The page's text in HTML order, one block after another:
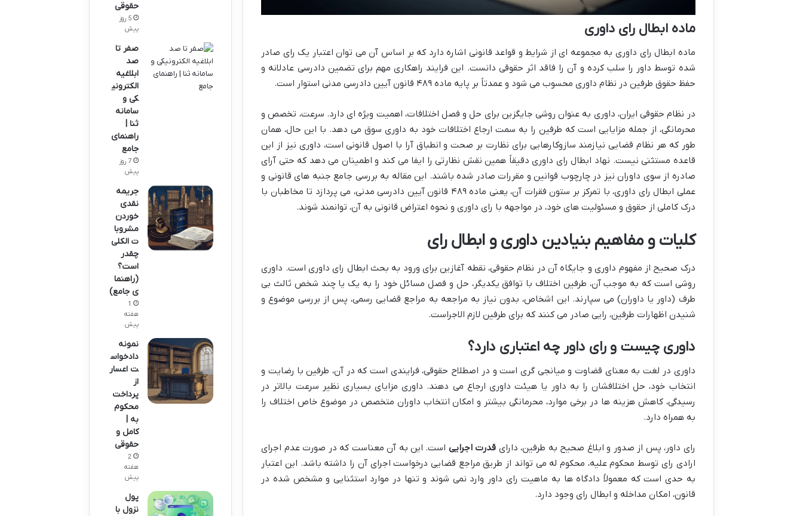
ماده ابطال رای داوری
ماده ابطال رای داوری به مجموعه ای از شرایط و قواعد قانونی اشاره دارد که بر اساس آن می توان اعتبار یک رای صادر
شده توسط داور را سلب کرده و آن را فاقد اثر حقوقی دانست. این فرایند راهکاری مهم برای تضمین دادرسی عادلانه و
حفظ حقوق طرفین در نظام داوری محسوب می شود و عمدتاً بر پایه ماده ۴۸۹ قانون آیین دادرسی مدنی استوار است.
در نظام حقوقی ایران، داوری به عنوان روشی جایگزین برای حل و فصل اختلافات، اهمیت ویژه ای دارد. سرعت، تخصص و
محرمانگی، از جمله مزایایی است که طرفین را به سمت ارجاع اختلافات خود به داوری سوق می دهد. با این حال، همان
طور که هر نظام قضایی نیازمند سازوکارهایی برای نظارت بر صحت و انطباق آرا با اصول قانونی است، داوری نیز از این
قاعده مستثنی نیست. نهاد ابطال رای داوری دقیقاً همین نقش نظارتی را ایفا می کند و اطمینان می دهد که حتی آرای
صادره از سوی داوران نیز در چارچوب قوانین و مقررات صادر شده باشند. این مقاله به بررسی جامع جنبه های قانونی و
عملی ابطال رای داوری، با تمرکز بر ستون فقرات آن، یعنی ماده ۴۸۹ قانون آیین دادرسی مدنی، می پردازد تا مخاطبان با
درک کاملی از حقوق و مسئولیت های خود، در مواجهه با رای داوری و نحوه اعتراض قانونی به آن، توانمند شوند.
کلیات و مفاهیم بنیادین داوری و ابطال رای
درک صحیح از مفهوم داوری و جایگاه آن در نظام حقوقی، نقطه آغازین برای ورود به بحث ابطال رای داوری است. داوری
روشی است که به موجب آن، طرفین اختلاف با توافق یکدیگر، حل و فصل مسائل خود را به یک یا چند شخص ثالث بی
طرف (داور یا داوران) می سپارند. این اشخاص، بدون نیاز به مراجعه به مراجع قضایی رسمی، پس از بررسی موضوع و
شنیدن اظهارات طرفین، رایی صادر می کنند که برای طرفین لازم الاجراست.
داوری چیست و رای داور چه اعتباری دارد؟
داوری در لغت به معنای قضاوت و میانجی گری است و در اصطلاح حقوقی، فرایندی است که در آن، طرفین با رضایت و
انتخاب خود، حل اختلافشان را به داور یا هیئت داوری ارجاع می دهند. داوری مزایای بسیاری نظیر سرعت بالاتر در
رسیدگی، کاهش هزینه ها در برخی موارد، محرمانگی بیشتر و امکان انتخاب داوران متخصص در موضوع خاص اختلاف را
به همراه دارد.
رای داور، پس از صدور و ابلاغ صحیح به طرفین، دارای قدرت اجرایی است. این به آن معناست که در صورت عدم اجرای
ارادی رای توسط محکوم علیه، محکوم له می تواند از طریق مراجع قضایی درخواست اجرای آن را داشته باشد. این اعتبار
به حدی است که معمولاً دادگاه ها به ماهیت رای داور وارد نمی شوند و تنها در موارد استثنایی و مشخص شده در
قانون، امکان مداخله و ابطال رای وجود دارد.
حقوقی
5 روز
پیش
صفر تا
صد
ابلاغیه
الکترونی
کی و
سامانه
ثنا |
راهنمای
جامع
7 روز
پیش
جریمه
نقدی
خوردن
مشروبا
ت الکلی
چقدر
است؟
(راهنما
ی جامع)
1
هفته
پیش
نمونه
دادخواس
ت اعسار
از
پرداخت
محکوم
به |
کامل و
حقوقی
2
هفته
پیش
پول
نزول با